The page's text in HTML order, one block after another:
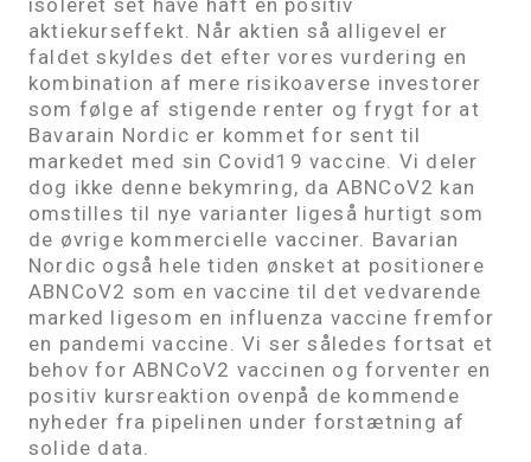
isoleret set have haft en positiv
aktiekurseffekt. Når aktien så alligevel er
faldet skyldes det efter vores vurdering en
kombination af mere risikoaverse investorer
som følge af stigende renter og frygt for at
Bavarain Nordic er kommet for sent til
markedet med sin Covid19 vaccine. Vi deler
dog ikke denne bekymring, da ABNCoV2 kan
omstilles til nye varianter ligeså hurtigt som
de øvrige kommercielle vacciner. Bavarian
Nordic også hele tiden ønsket at positionere
ABNCoV2 som en vaccine til det vedvarende
marked ligesom en influenza vaccine fremfor
en pandemi vaccine. Vi ser således fortsat et
behov for ABNCoV2 vaccinen og forventer en
positiv kursreaktion ovenpå de kommende
nyheder fra pipelinen under forstætning af
solide data.